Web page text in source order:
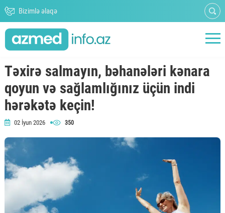
Bizimlə əlaqə
Təxirə salmayın, bəhanələri kənara
qoyun və sağlamlığınız üçün indi
hərəkətə keçin!
02 İyun 2026 350